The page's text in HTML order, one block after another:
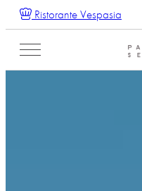
Ristorante Vespasia